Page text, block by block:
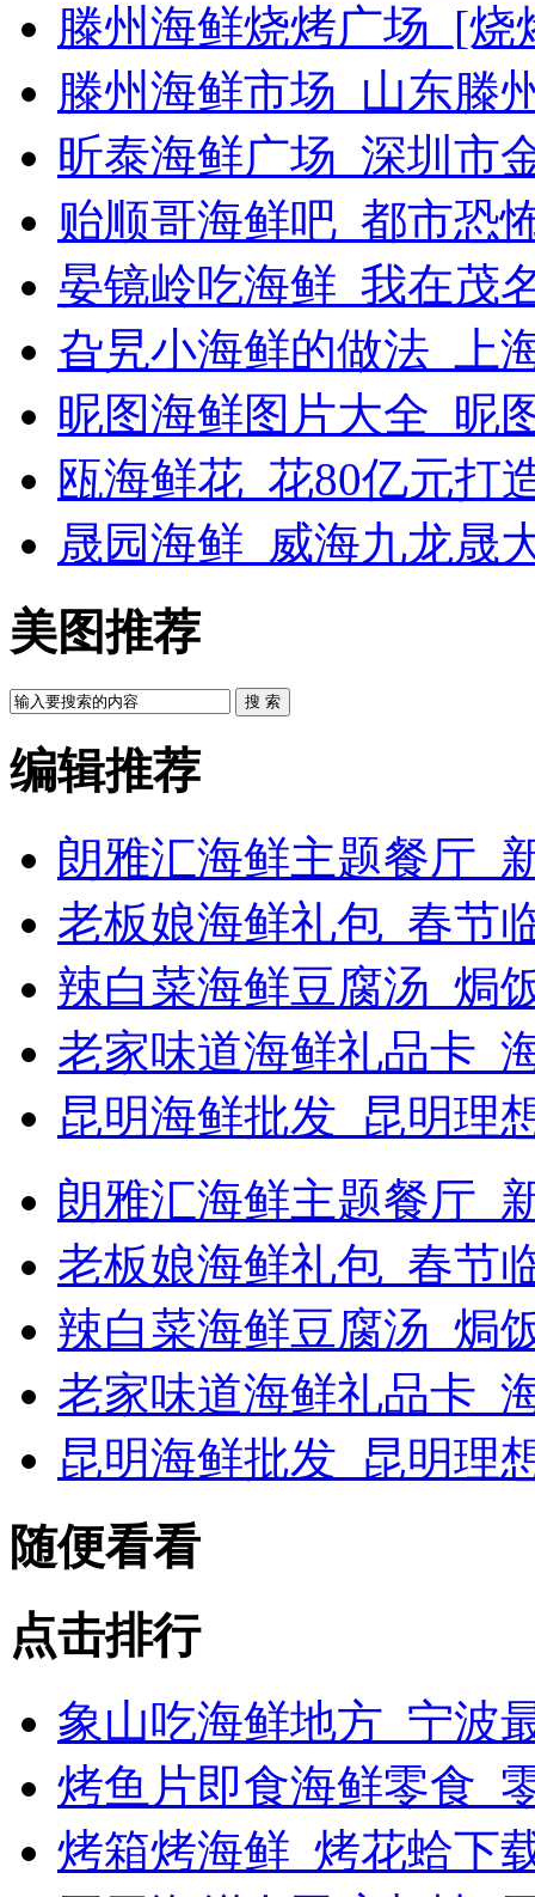
滕州海鲜烧烤广场_[
滕州海鲜市场_山东滕
昕泰海鲜广场_深圳市
贻顺哥海鲜吧_都市恐
晏镜岭吃海鲜_我在茂
旮旯小海鲜的做法_上
昵图海鲜图片大全_昵
瓯海鲜花_花80亿元打
晟园海鲜_威海九龙晟
美图推荐
搜 索
编辑推荐
朗雅汇海鲜主题餐厅_
老板娘海鲜礼包_春节
辣白菜海鲜豆腐汤_焗
老家味道海鲜礼品卡_
昆明海鲜批发_昆明理
朗雅汇海鲜主题餐厅_
老板娘海鲜礼包_春节
辣白菜海鲜豆腐汤_焗
老家味道海鲜礼品卡_
昆明海鲜批发_昆明理
随便看看
点击排行
象山吃海鲜地方_宁波
烤鱼片即食海鲜零食_
烤箱烤海鲜_烤花蛤下